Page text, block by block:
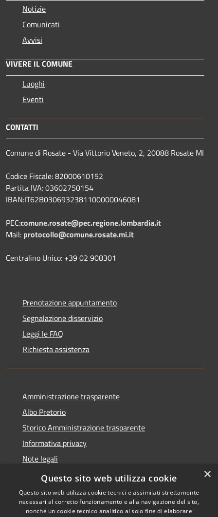
Notizie
Comunicati
Avvisi
VIVERE IL COMUNE
Luoghi
Eventi
CONTATTI
Comune di Rosate - Via Vittorio Veneto, 2, 20088 Rosate MI
Codice Fiscale: 82000610152
Partita IVA: 03602750154
IBAN:IT62B0306932381100000046081
PEC:comune.rosate@pec.regione.lombardia.it
Mail: protocollo@comune.rosate.mi.it
Centralino Unico: +39 02 908301
Prenotazione appuntamento
Segnalazione disservizio
Leggi le FAQ
Richiesta assistenza
Amministrazione trasparente
Albo Pretorio
Storico Amministrazione trasparente
Informativa privacy
Note legali
Dichiarazione di accessibilità
×
Questo sito web utilizza cookie
Questo sito web utilizza cookie tecnici e assimilati strettamente
necessari al corretto funzionamento e alla navigazione del sito,
nonché un cookie tecnico analitico al solo fine di elaborare